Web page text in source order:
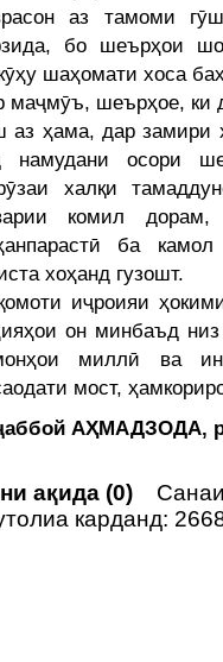
аз тамоми
бо шеърҳои
шаҳомати хоса
маҷмӯъ, шеърҳое, ки
аз ҳама, дар замири
намудани осори
халқи
комил
ба
хоҳанд гузошт.
иҷроияи
он минбаъд
миллӣ ва
мост,
АҲМАДЗОДА,
ақида (0)
карданд: